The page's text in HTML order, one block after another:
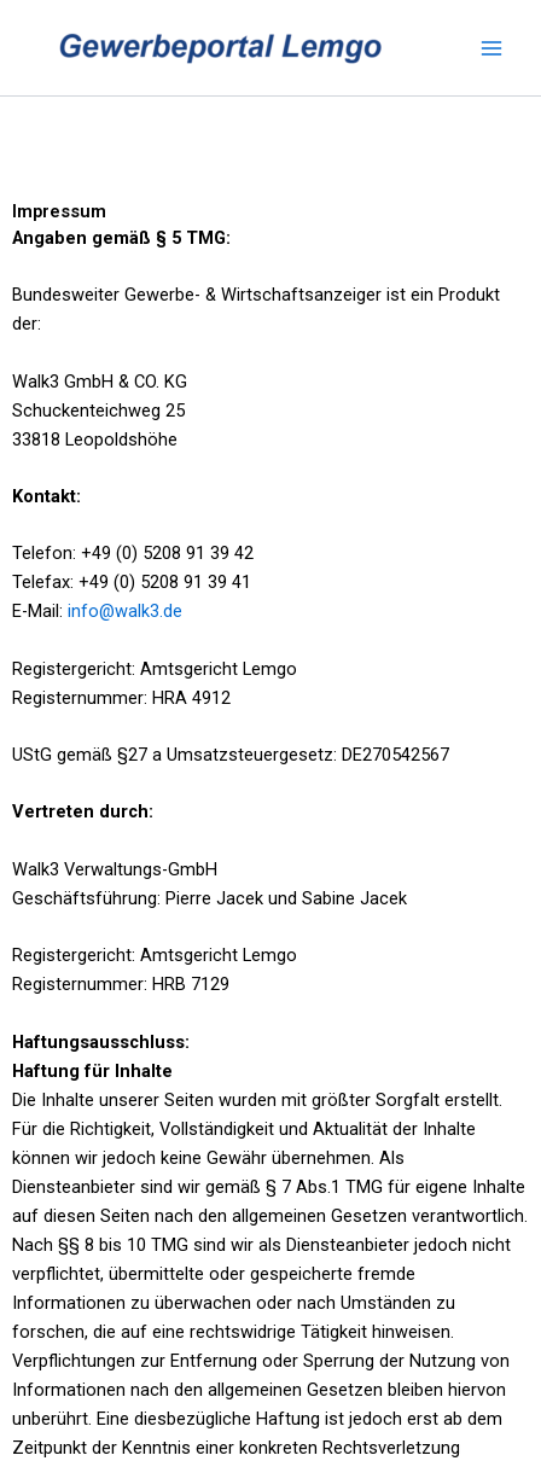
Impressum
Angaben gemäß § 5 TMG:
Bundesweiter Gewerbe- & Wirtschaftsanzeiger ist ein Produkt
der:
Walk3 GmbH & CO. KG
Schuckenteichweg 25
33818 Leopoldshöhe
Kontakt:
Telefon: +49 (0) 5208 91 39 42
Telefax: +49 (0) 5208 91 39 41
E-Mail: info@walk3.de
Registergericht: Amtsgericht Lemgo
Registernummer: HRA 4912
UStG gemäß §27 a Umsatzsteuergesetz: DE270542567
Vertreten durch:
Walk3 Verwaltungs-GmbH
Geschäftsführung: Pierre Jacek und Sabine Jacek
Registergericht: Amtsgericht Lemgo
Registernummer: HRB 7129
Haftungsausschluss:
Haftung für Inhalte
Die Inhalte unserer Seiten wurden mit größter Sorgfalt erstellt.
Für die Richtigkeit, Vollständigkeit und Aktualität der Inhalte
können wir jedoch keine Gewähr übernehmen. Als
Diensteanbieter sind wir gemäß § 7 Abs.1 TMG für eigene Inhalte
auf diesen Seiten nach den allgemeinen Gesetzen verantwortlich.
Nach §§ 8 bis 10 TMG sind wir als Diensteanbieter jedoch nicht
verpflichtet, übermittelte oder gespeicherte fremde
Informationen zu überwachen oder nach Umständen zu
forschen, die auf eine rechtswidrige Tätigkeit hinweisen.
Verpflichtungen zur Entfernung oder Sperrung der Nutzung von
Informationen nach den allgemeinen Gesetzen bleiben hiervon
unberührt. Eine diesbezügliche Haftung ist jedoch erst ab dem
Zeitpunkt der Kenntnis einer konkreten Rechtsverletzung